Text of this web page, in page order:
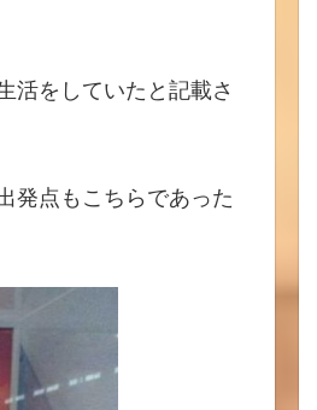
活をしていたと記載さ
発点もこちらであった